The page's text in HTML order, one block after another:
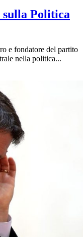
Politica
e fondatore del partito
nella politica...